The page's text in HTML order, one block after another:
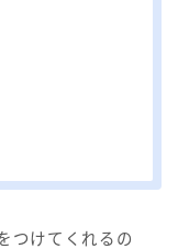
つけてくれるの